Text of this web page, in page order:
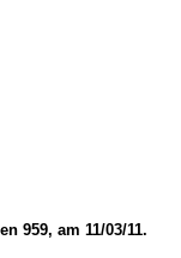
959, am 11/03/11.